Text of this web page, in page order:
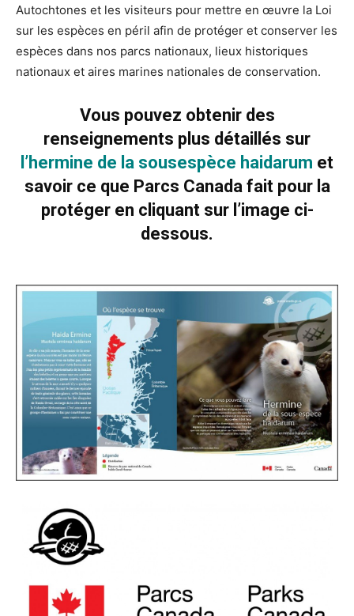
Autochtones et les visiteurs pour mettre en œuvre la Loi
sur les espèces en péril afin de protéger et conserver les
espèces dans nos parcs nationaux, lieux historiques
nationaux et aires marines nationales de conservation.
Vous pouvez obtenir des
renseignements plus détaillés sur
l’hermine de la sousespèce haidarum et
savoir ce que Parcs Canada fait pour la
protéger en cliquant sur l’image ci-
dessous.